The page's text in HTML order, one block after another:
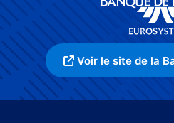
Voir le site de la